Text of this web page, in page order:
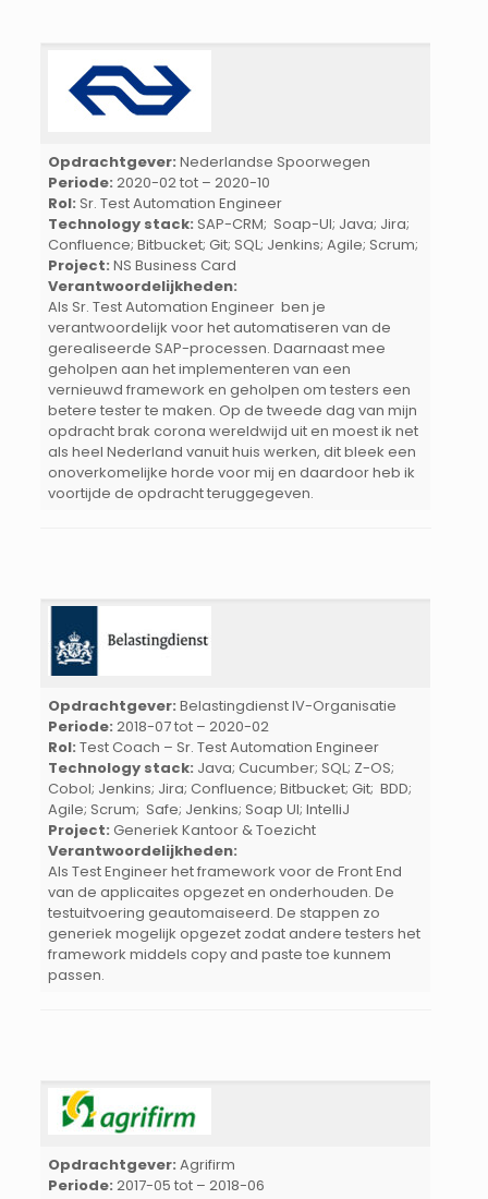
Opdrachtgever: Nederlandse Spoorwegen
Periode: 2020-02 tot – 2020-10
Rol: Sr. Test Automation Engineer
Technology stack: SAP-CRM; Soap-UI; Java; Jira;
Confluence; Bitbucket; Git; SQL; Jenkins; Agile; Scrum;
Project: NS Business Card
Verantwoordelijkheden:
Als Sr. Test Automation Engineer ben je
verantwoordelijk voor het automatiseren van de
gerealiseerde SAP-processen. Daarnaast mee
geholpen aan het implementeren van een
vernieuwd framework en geholpen om testers een
betere tester te maken. Op de tweede dag van mijn
opdracht brak corona wereldwijd uit en moest ik net
als heel Nederland vanuit huis werken, dit bleek een
onoverkomelijke horde voor mij en daardoor heb ik
voortijde de opdracht teruggegeven.
Opdrachtgever:Belastingdienst IV-Organisatie
Periode:2018-07 tot – 2020-02
Rol: Test Coach – Sr. Test Automation Engineer
Technology stack: Java; Cucumber; SQL; Z-OS;
Cobol; Jenkins; Jira; Confluence; Bitbucket; Git; BDD;
Agile; Scrum; Safe; Jenkins; Soap UI; IntelliJ
Project: Generiek Kantoor & Toezicht
Verantwoordelijkheden:
Als Test Engineer het framework voor de Front End
van de applicaites opgezet en onderhouden. De
testuitvoering geautomaiseerd. De stappen zo
generiek mogelijk opgezet zodat andere testers het
framework middels copy and paste toe kunnem
passen.
Opdrachtgever:Agrifirm
Periode:2017-05 tot – 2018-06